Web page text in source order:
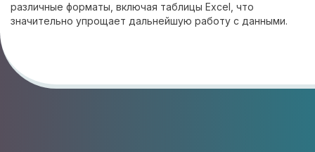
различные форматы, включая таблицы Excel, что
значительно упрощает дальнейшую работу с данными.